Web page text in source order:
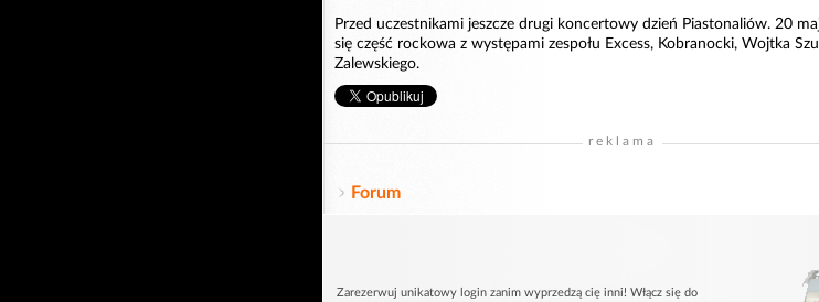
Przed uczestnikami jeszcze drugi koncertowy dzień Piastonaliów. 20
się część rockowa z występami zespołu Excess, Kobranocki, Wojtka
Zalewskiego.
reklama
Forum
Zarezerwuj unikatowy login zanim wyprzedzą cię inni! Włącz się do